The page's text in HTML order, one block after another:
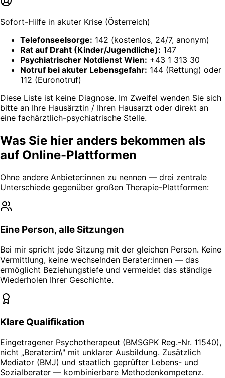
Sofort-Hilfe in akuter Krise (Österreich)
Telefonseelsorge: 142 (kostenlos, 24/7, anonym)
Rat auf Draht (Kinder/Jugendliche): 147
Psychiatrischer Notdienst Wien: +43 1 313 30
Notruf bei akuter Lebensgefahr: 144 (Rettung) oder
112 (Euronotruf)
Diese Liste ist keine Diagnose. Im Zweifel wenden Sie sich
bitte an Ihre Hausärztin / Ihren Hausarzt oder direkt an
eine fachärztlich-psychiatrische Stelle.
Was Sie hier anders bekommen als
auf Online-Plattformen
Ohne andere Anbieter:innen zu nennen — drei zentrale
Unterschiede gegenüber großen Therapie-Plattformen:
Eine Person, alle Sitzungen
Bei mir spricht jede Sitzung mit der gleichen Person. Keine
Vermittlung, keine wechselnden Berater:innen — das
ermöglicht Beziehungstiefe und vermeidet das ständige
Wiederholen Ihrer Geschichte.
Klare Qualifikation
Eingetragener Psychotherapeut (BMSGPK Reg.-Nr. 11540),
nicht „Berater:in\" mit unklarer Ausbildung. Zusätzlich
Mediator (BMJ) und staatlich geprüfter Lebens- und
Sozialberater — kombinierbare Methodenkompetenz.